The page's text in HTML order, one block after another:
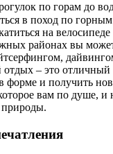
по горам до
в поход по горным
на
районах вы
– это отличный
форме и получить
вам по душе, и
природы.